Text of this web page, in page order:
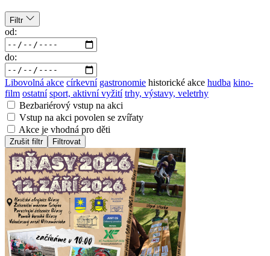
Filtr
od:
do:
Libovolná akce církevní gastronomie historické akce hudba kino-
film ostatní sport, aktivní vyžití trhy, výstavy, veletrhy
Bezbariérový vstup na akci
Vstup na akci povolen se zvířaty
Akce je vhodná pro děti
Zrušit filtr Filtrovat